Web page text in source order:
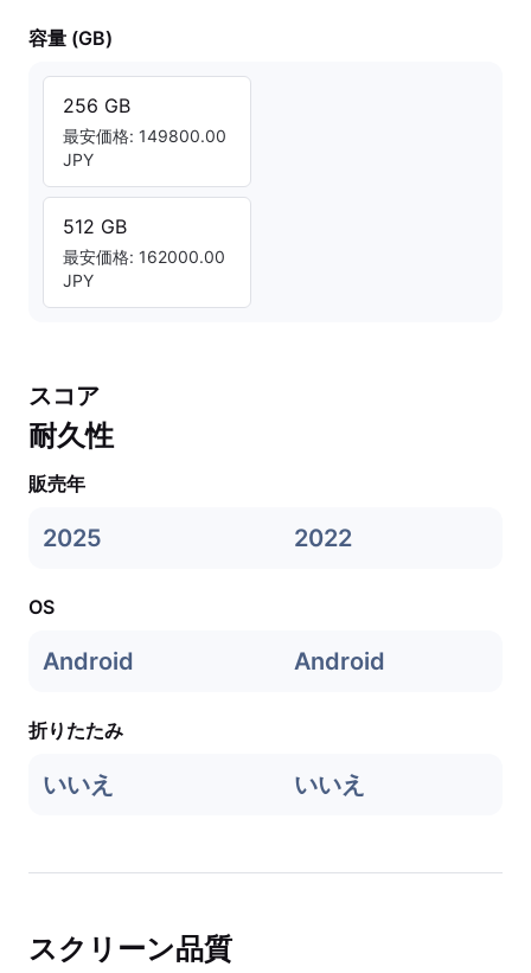
容量 (GB)
256 GB
最安価格: 149800.00
JPY
512 GB
最安価格: 162000.00
JPY
スコア
耐久性
販売年
2025 2022
OS
Android Android
折りたたみ
いいえ いいえ
スクリーン品質